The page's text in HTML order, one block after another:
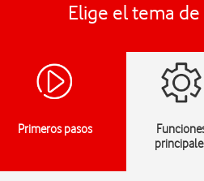
Elige el tema
Primeros pasos